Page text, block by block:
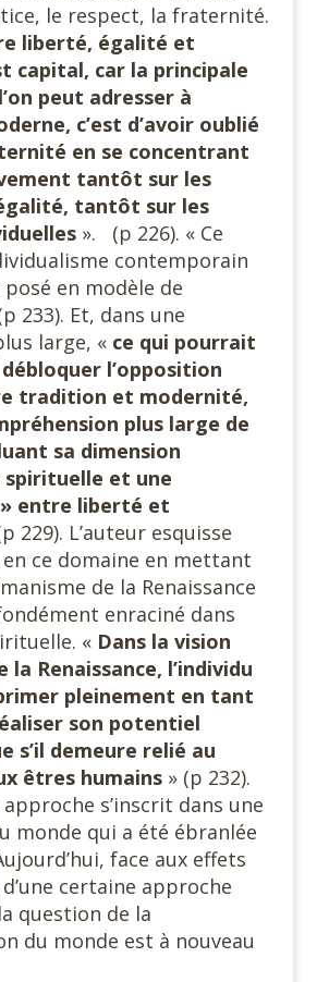
le respect, la fraternité.
liberté, égalité et
capital, car la principale
peut adresser à
c’est d’avoir oublié
en se concentrant
tantôt sur les
tantôt sur les
». (p 226). « Ce
contemporain
en modèle de
233). Et, dans une
large, « ce qui pourrait
l’opposition
tradition et modernité,
plus large de
sa dimension
et une
entre liberté et
229). L’auteur esquisse
ce domaine en mettant
de la Renaissance
enraciné dans
« Dans la vision
la Renaissance, l’individu
pleinement en tant
son potentiel
s’il demeure relié au
êtres humains » (p 232).
s’inscrit dans une
monde qui a été ébranlée
face aux effets
certaine approche
question de la
du monde est à nouveau